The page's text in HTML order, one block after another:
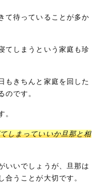
て待っていることが多か
てしまうという家庭も珍
もきちんと家庭を回した
のです。
。
しまっていいか旦那と相
いいでしょうが、旦那は
合うことが大切です。